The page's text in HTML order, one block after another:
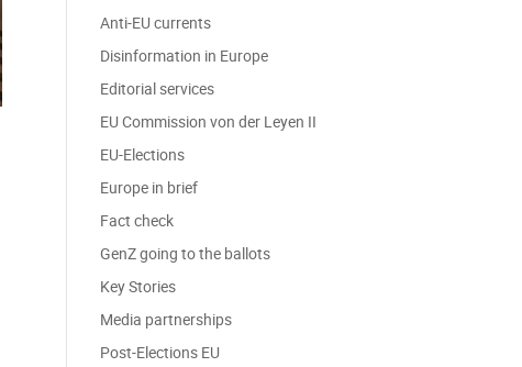
Anti-EU currents
Disinformation in Europe
Editorial services
EU Commission von der Leyen II
EU-Elections
Europe in brief
Fact check
GenZ going to the ballots
Key Stories
Media partnerships
Post-Elections EU